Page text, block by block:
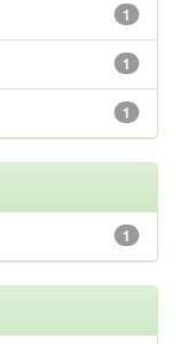
1
1
1
1